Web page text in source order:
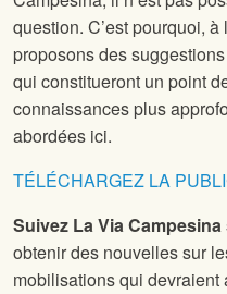
question. C’est pourquoi,
proposons des
qui constitueront un point
connaissances plus
abordées ici.
TÉLÉCHARGEZ LA
Suivez La Via
obtenir des nouvelles sur
mobilisations qui devraient